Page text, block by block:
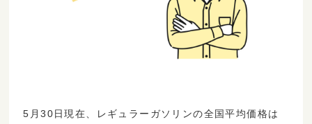
5月30日現在、レギュラーガソリンの全国平均価格は